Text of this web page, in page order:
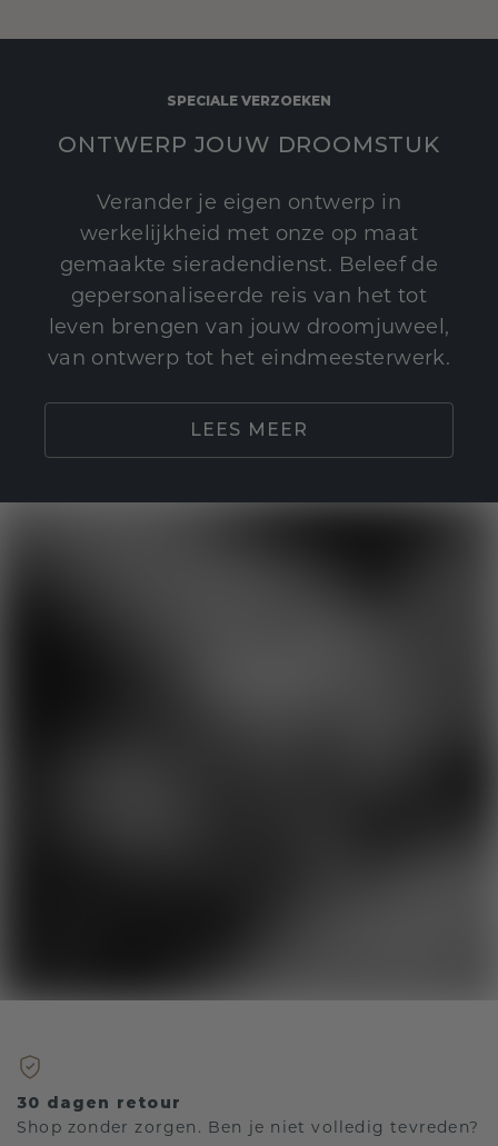
SPECIALE VERZOEKEN
ONTWERP JOUW DROOMSTUK
Verander je eigen ontwerp in
werkelijkheid met onze op maat
gemaakte sieradendienst. Beleef de
gepersonaliseerde reis van het tot
leven brengen van jouw droomjuweel,
van ontwerp tot het eindmeesterwerk.
LEES MEER
30 dagen retour
Shop zonder zorgen. Ben je niet volledig tevreden?